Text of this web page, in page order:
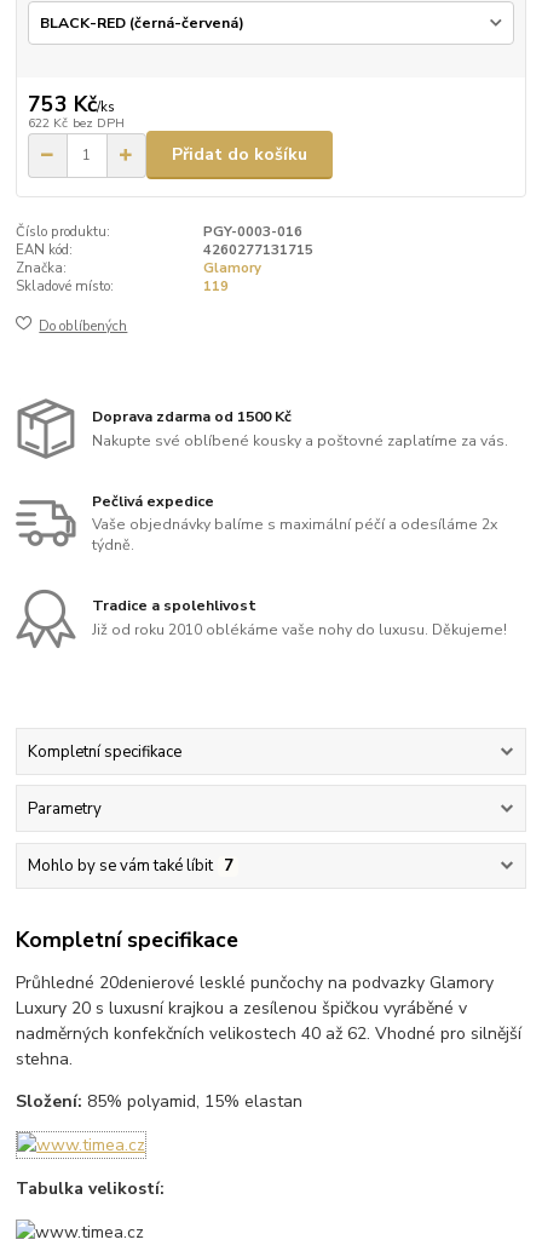
753 Kč/ks
622 Kč bez DPH
Přidat do košíku
Číslo produktu:
PGY-0003-016
EAN kód:
4260277131715
Značka:
Glamory
Skladové místo:
119
Do oblíbených
Doprava zdarma od 1500 Kč
Nakupte své oblíbené kousky a poštovné zaplatíme za vás.
Pečlivá expedice
Vaše objednávky balíme s maximální péčí a odesíláme 2x
týdně.
Tradice a spolehlivost
Již od roku 2010 oblékáme vaše nohy do luxusu. Děkujeme!
Kompletní specifikace
Parametry
Mohlo by se vám také líbit 7
Kompletní specifikace
Průhledné 20denierové lesklé punčochy na podvazky Glamory
Luxury 20 s luxusní krajkou a zesílenou špičkou vyráběné v
nadměrných konfekčních velikostech 40 až 62. Vhodné pro silnější
stehna.
Složení: 85% polyamid, 15% elastan
Tabulka velikostí: